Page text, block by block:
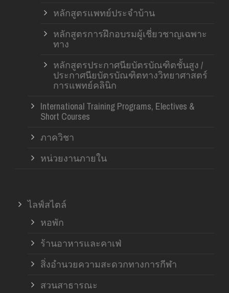
หลักสูตรแพทย์ประจำบ้าน
หลักสูตรการฝึกอบรมผู้เชี่ยวชาญเฉพาะ
ทาง
หลักสูตรประกาศนียบัตรบัณฑิตชั้นสูง /
ประกาศนียบัตรบัณฑิตทางวิทยาศาสตร์
การแพทย์คลินิก
International Training Programs, Electives &
Short Courses
ภาควิชา
หน่วยงานภายใน
ไลฟ์สไตล์
หอพัก
ร้านอาหารและคาเฟ่
สิ่งอำนวยความสะดวกทางการกีฬา
สวนสาธารณะ